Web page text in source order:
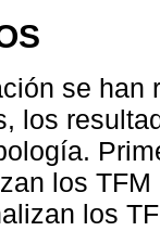
se han
los
los
los